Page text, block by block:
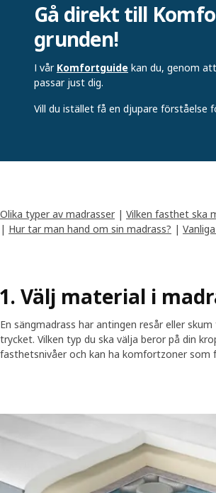
Gå direkt till
grunden!
I vår Komfortguide kan du, genom
passar just dig.
Vill du istället få en djupare förståelse
Olika typer av madrasser | Vilken fasthet ska
| Hur tar man hand om sin madrass? |
1. Välj material i
En sängmadrass har antingen resår eller
trycket. Vilken typ du ska välja beror på din
fasthetsnivåer och kan ha komfortzoner som